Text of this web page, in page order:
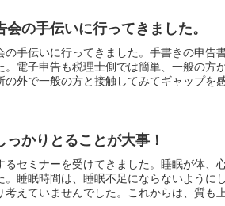
会の手伝いに行ってきました。
の手伝いに行ってきました。手書きの申告
。電子申告も税理士側では簡単、一般の方
の外で一般の方と接触してみてギャップを
っかりとることが大事！
るセミナーを受けてきました。睡眠が体、
。睡眠時間は、睡眠不足にならないように
考えていませんでした。これからは、質も